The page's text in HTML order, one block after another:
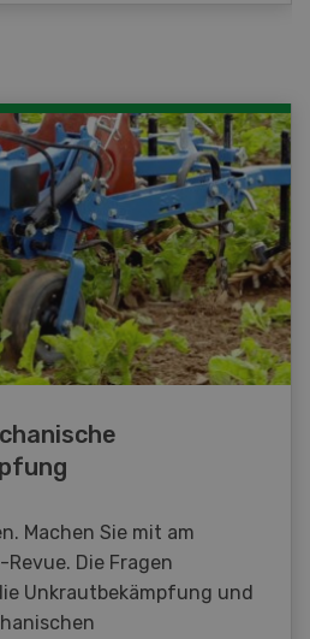
Machen Sie mit am
Die Fragen
Unkrautbekämpfung und